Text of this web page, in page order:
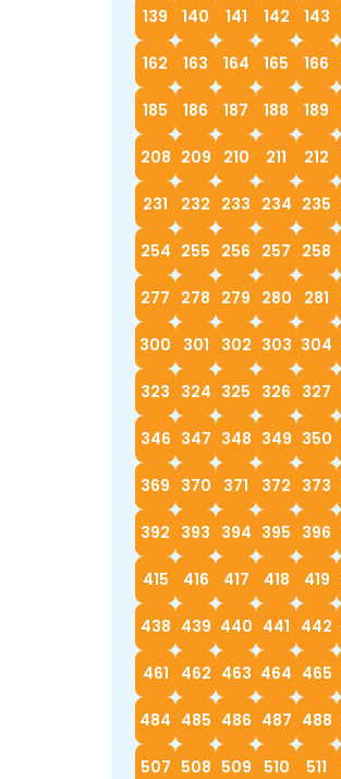
139 140 141 142 143
162 163 164 165 166
185 186 187 188 189
208 209 210 211 212
231 232 233 234 235
254 255 256 257 258
277 278 279 280 281
300 301 302 303 304
323 324 325 326 327
346 347 348 349 350
369 370 371 372 373
392 393 394 395 396
415 416 417 418 419
438 439 440 441 442
461 462 463 464 465
484 485 486 487 488
507 508 509 510 511